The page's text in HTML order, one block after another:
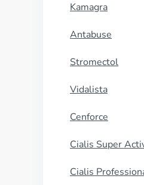
Kamagra
Antabuse
Stromectol
Vidalista
Cenforce
Cialis Super
Cialis